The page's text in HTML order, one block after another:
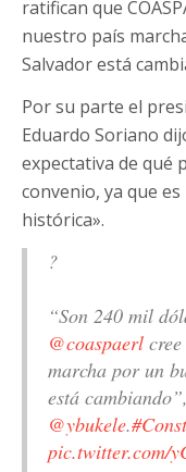
ratifican que
nuestro país
Salvador está
Por su parte el
Eduardo Soriano
expectativa de qué
convenio, ya que
histórica».
?
“Son 240 mil
@coaspaerl
marcha por un
está cambiando”,
@ybukele.
pic.twitter.com/